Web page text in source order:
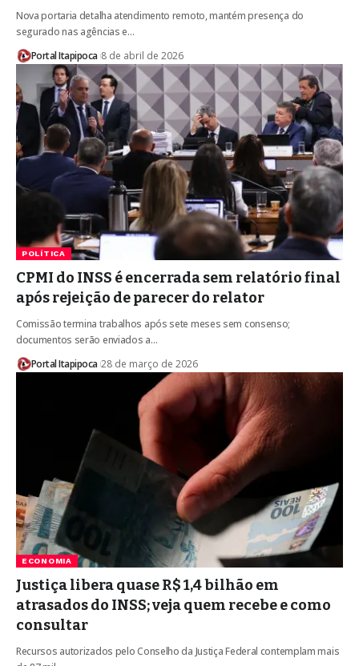
Nova portaria detalha atendimento remoto, mantém presença do
segurado nas agências e…
Portal Itapipoca 8 de abril de 2026
POLÍTICA
CPMI do INSS é encerrada sem relatório final
após rejeição de parecer do relator
Comissão termina trabalhos após sete meses sem consenso;
documentos serão enviados a…
Portal Itapipoca 28 de março de 2026
ECONOMIA
Justiça libera quase R$ 1,4 bilhão em
atrasados do INSS; veja quem recebe e como
consultar
Recursos autorizados pelo Conselho da Justiça Federal contemplam mais